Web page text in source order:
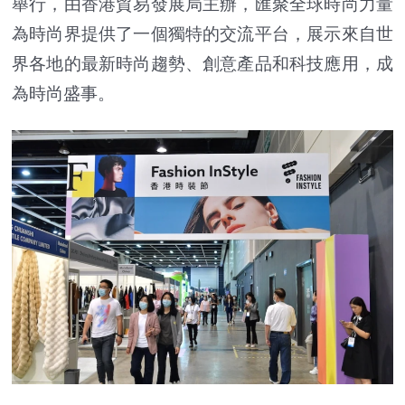
舉行，由香港貿易發展局主辦，匯聚全球時尚力量
為時尚界提供了一個獨特的交流平台，展示來自世
界各地的最新時尚趨勢、創意產品和科技應用，成
為時尚盛事。